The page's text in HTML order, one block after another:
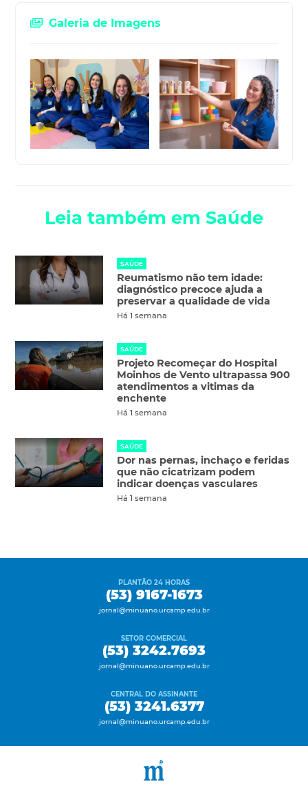
Galeria de Imagens
Leia também em Saúde
SAÚDE
Reumatismo não tem idade:
diagnóstico precoce ajuda a
preservar a qualidade de vida
Há 1 semana
SAÚDE
Projeto Recomeçar do Hospital
Moinhos de Vento ultrapassa 900
atendimentos a vitimas da
enchente
Há 1 semana
SAÚDE
Dor nas pernas, inchaço e feridas
que não cicatrizam podem
indicar doenças vasculares
Há 1 semana
PLANTÃO 24 HORAS
(53) 9167-1673
jornal@minuano.urcamp.edu.br
SETOR COMERCIAL
(53) 3242.7693
jornal@minuano.urcamp.edu.br
CENTRAL DO ASSINANTE
(53) 3241.6377
jornal@minuano.urcamp.edu.br